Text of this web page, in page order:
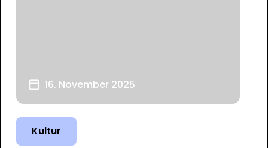
16. November 2025
Kultur